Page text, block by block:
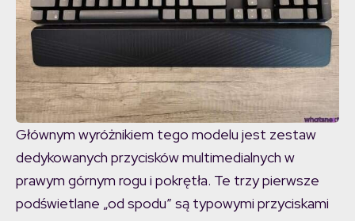
Głównym wyróżnikiem tego modelu jest zestaw
dedykowanych przycisków multimedialnych w
prawym górnym rogu i pokrętła. Te trzy pierwsze
podświetlane „od spodu” są typowymi przyciskami